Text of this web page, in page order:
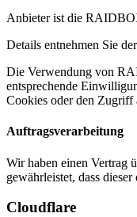
Anbieter ist die
Details entnehmen Sie
Die Verwendung von
entsprechende
Cookies oder den
Auftragsverarbeitung
Wir haben einen Vertrag
gewährleistet, dass
Cloudflare